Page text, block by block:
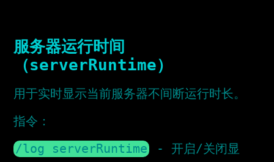
服务器运行时间
（serverRuntime）
用于实时显示当前服务器不间断运行时长。
指令：
/log serverRuntime
- 开启/关闭显